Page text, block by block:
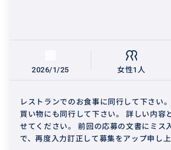
2026/1/25 女性1人
レストランでのお食事に同行して下さい
買い物にも同行して下さい。 詳しい内容
せてください。 前回の応募の文書にミス
で、再度入力訂正して募集をアップ申し上